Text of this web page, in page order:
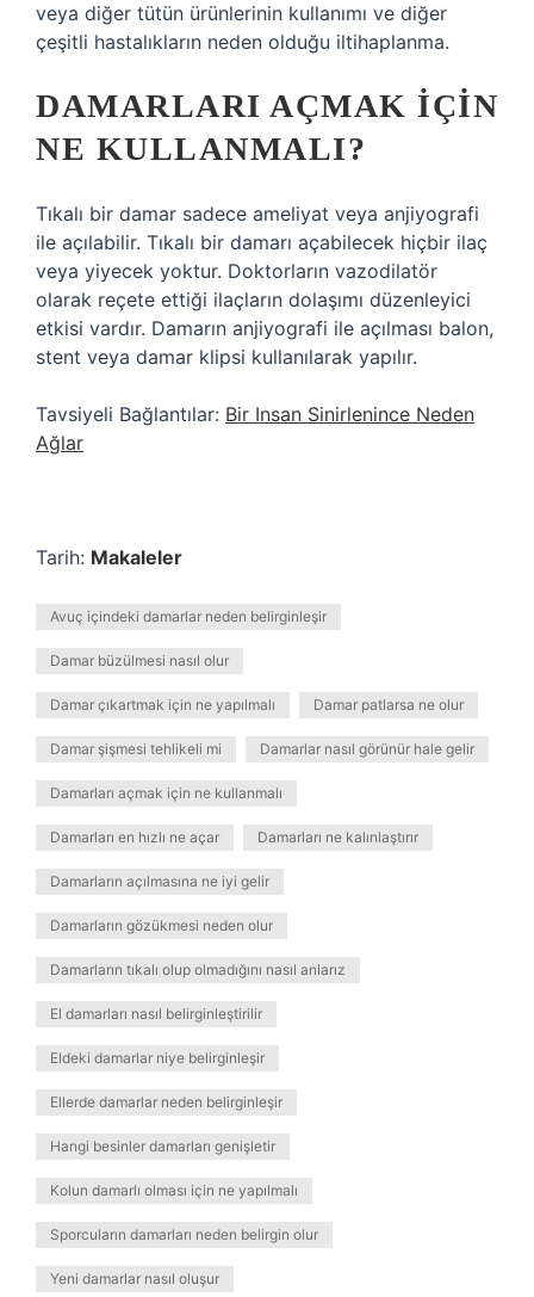
veya diğer tütün ürünlerinin kullanımı ve diğer
çeşitli hastalıkların neden olduğu iltihaplanma.
DAMARLARI AÇMAK IÇIN
NE KULLANMALI?
Tıkalı bir damar sadece ameliyat veya anjiyografi
ile açılabilir. Tıkalı bir damarı açabilecek hiçbir ilaç
veya yiyecek yoktur. Doktorların vazodilatör
olarak reçete ettiği ilaçların dolaşımı düzenleyici
etkisi vardır. Damarın anjiyografi ile açılması balon,
stent veya damar klipsi kullanılarak yapılır.
Tavsiyeli Bağlantılar: Bir Insan Sinirlenince Neden
Ağlar
Tarih: Makaleler
Avuç içindeki damarlar neden belirginleşir
Damar büzülmesi nasıl olur
Damar çıkartmak için ne yapılmalı Damar patlarsa ne olur
Damar şişmesi tehlikeli mi Damarlar nasıl görünür hale gelir
Damarları açmak için ne kullanmalı
Damarları en hızlı ne açar Damarları ne kalınlaştırır
Damarların açılmasına ne iyi gelir
Damarların gözükmesi neden olur
Damarların tıkalı olup olmadığını nasıl anlarız
El damarları nasıl belirginleştirilir
Eldeki damarlar niye belirginleşir
Ellerde damarlar neden belirginleşir
Hangi besinler damarları genişletir
Kolun damarlı olması için ne yapılmalı
Sporcuların damarları neden belirgin olur
Yeni damarlar nasıl oluşur